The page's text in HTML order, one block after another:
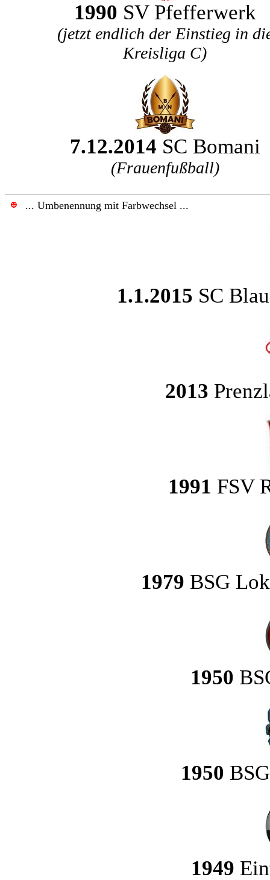
1990 SV Pfefferwerk
(jetzt endlich der Einstieg in
Kreisliga C)
7.12.2014 SC Bomani
(Frauenfußball)
... Umbenennung mit Farbwechsel ...
1.1.2015 SC
2013
1991 FSV
1979 BSG
1950
1950
1949